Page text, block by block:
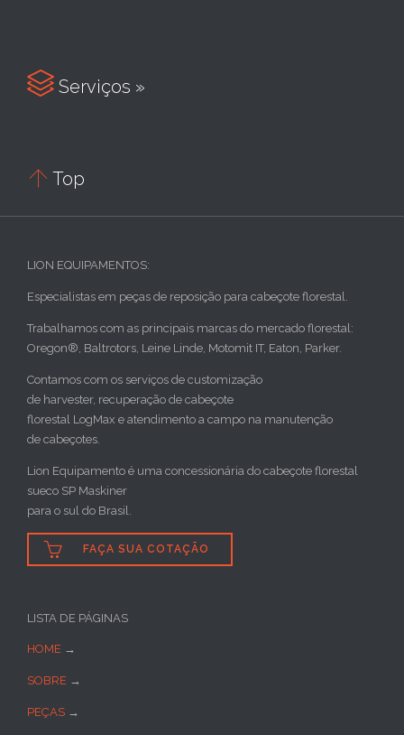
 Serviços »
 Top
LION EQUIPAMENTOS:
Especialistas em peças de reposição para cabeçote florestal.
Trabalhamos com as principais marcas do mercado florestal:
Oregon®, Baltrotors, Leine Linde, Motomit IT, Eaton, Parker.
Contamos com os serviços de customização
de harvester, recuperação de cabeçote
florestal LogMax e atendimento a campo na manutenção
de cabeçotes.
Lion Equipamento é uma concessionária do cabeçote florestal
sueco SP Maskiner
para o sul do Brasil.
 FAÇA SUA COTAÇÃO
LISTA DE PÁGINAS
HOME →
SOBRE →
PEÇAS →